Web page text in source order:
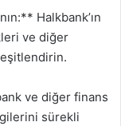
Halkbank’ın
ve diğer
ve diğer finans
sürekli